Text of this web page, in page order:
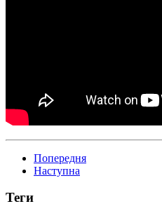
Попередня
Наступна
Теги